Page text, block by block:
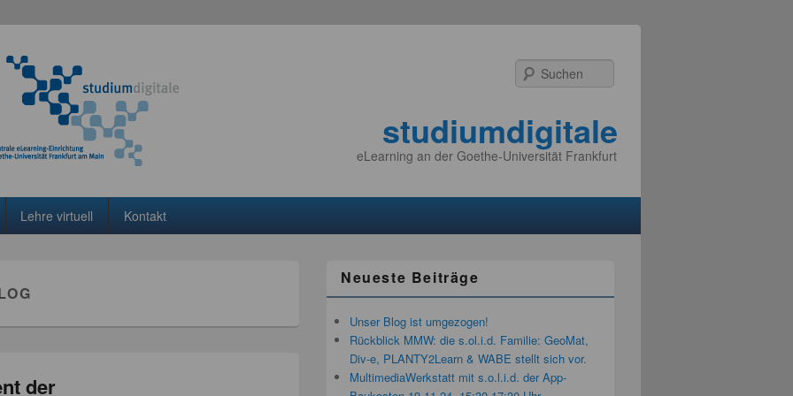
studiumdigitale
eLearning an der Goethe-Universität Frankfurt
Lehre virtuell Kontakt
der
Neueste Beiträge
Unser Blog ist umgezogen!
Rückblick MMW: die s.ol.i.d. Familie: GeoMat,
Div-e, PLANTY2Learn & WABE stellt sich vor.
MultimediaWerkstatt mit s.o.l.i.d. der App-